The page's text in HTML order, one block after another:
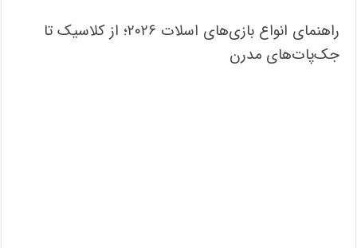
راهنمای انواع بازی‌های اسلات ۲۰۲۶؛ از کلاسیک تا
جک‌پات‌های مدرن